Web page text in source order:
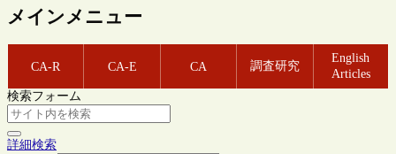
メインメニュー
CA-R CA-E CA 調査研究
English
Articles
検索フォーム
詳細検索